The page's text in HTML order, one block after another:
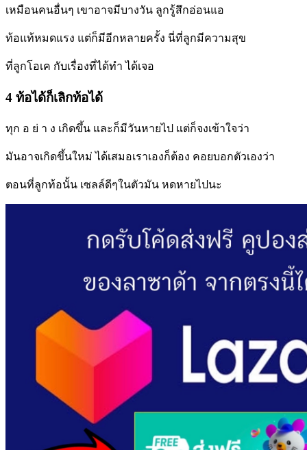
เหมือนคนอื่นๆ เขาอาจมีบางวัน ลูกรู้สึกอ่อนแอ
ท้อแท้หมดแรง แต่ก็มีอีกหลายครั้ง นี่ที่ลูกมีความสุข
ที่ลูกโอเค กับเรื่องที่ได้ทำ ได้เจอ
4 ท้อได้ก็เลิกท้อได้
ทุก อ ย่ า ง เกิดขึ้น และก็มีวันหายไป แต่ก็จงเข้าใจว่า
มันอาจเกิดขึ้นใหม่ ได้เสมอเราเองก็ต้อง คอยบอกตัวเองว่า
ตอนที่ลูกท้อนั้น เซลล์ดีๆในตัวมัน หดหายไปนะ